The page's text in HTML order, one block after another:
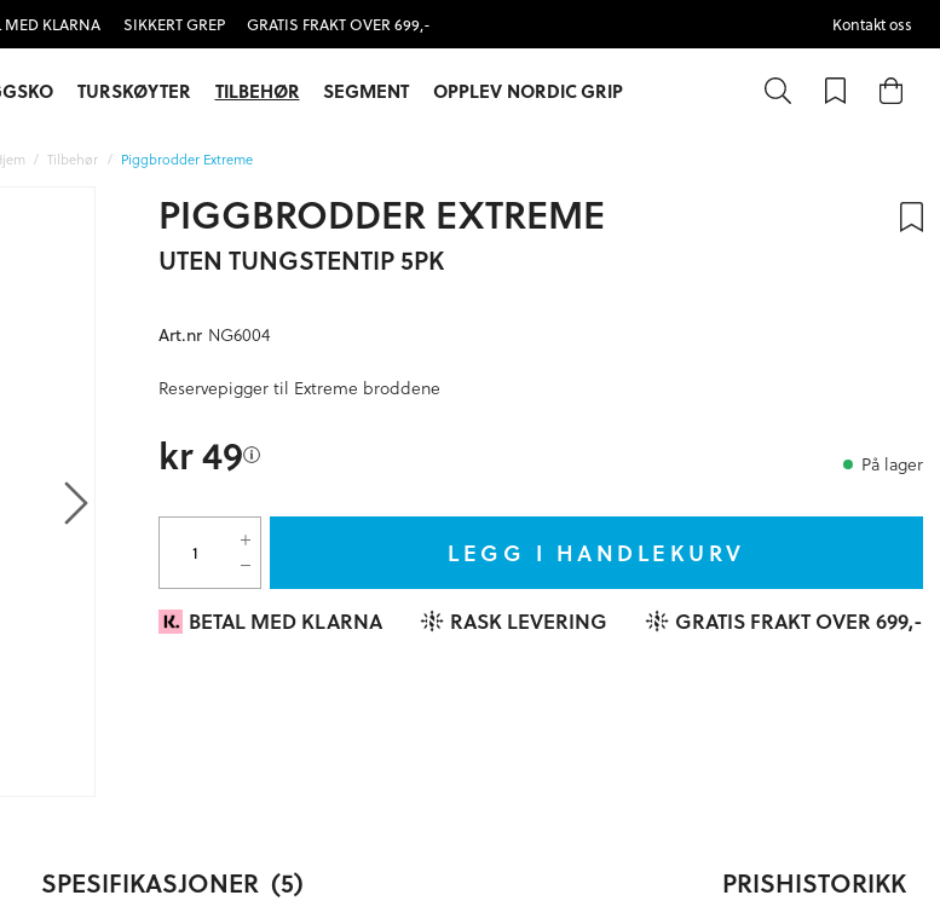
MED KLARNA SIKKERT GREP GRATIS FRAKT OVER 699,- Kontakt oss
TURSKØYTER TILBEHØR SEGMENT OPPLEV NORDIC GRIP
Tilbehør Piggbrodder Extreme
PIGGBRODDER EXTREME
UTEN TUNGSTENTIP 5PK
Art.nr NG6004
Reservepigger til Extreme broddene
kr 49 På lager
LEGG I HANDLEKURV
BETAL MED KLARNA RASK LEVERING GRATIS FRAKT OVER 699,-
SPESIFIKASJONER 5 PRISHISTORIKK